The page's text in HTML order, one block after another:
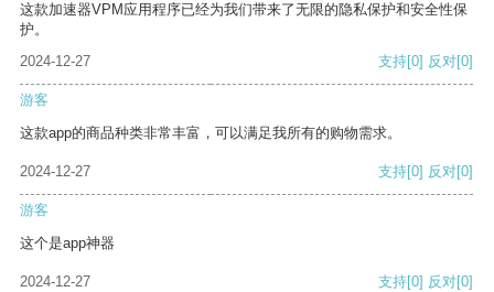
这款加速器VPM应用程序已经为我们带来了无限的隐私保护和安全性保
护。
2024-12-27
支持[0] 反对[0]
游客
这款app的商品种类非常丰富，可以满足我所有的购物需求。
2024-12-27 支持[0] 反对[0]
游客
这个是app神器
2024-12-27 支持[0] 反对[0]